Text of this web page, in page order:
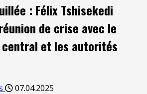
: Félix Tshisekedi
de crise avec le
et les autorités
07.04.2025